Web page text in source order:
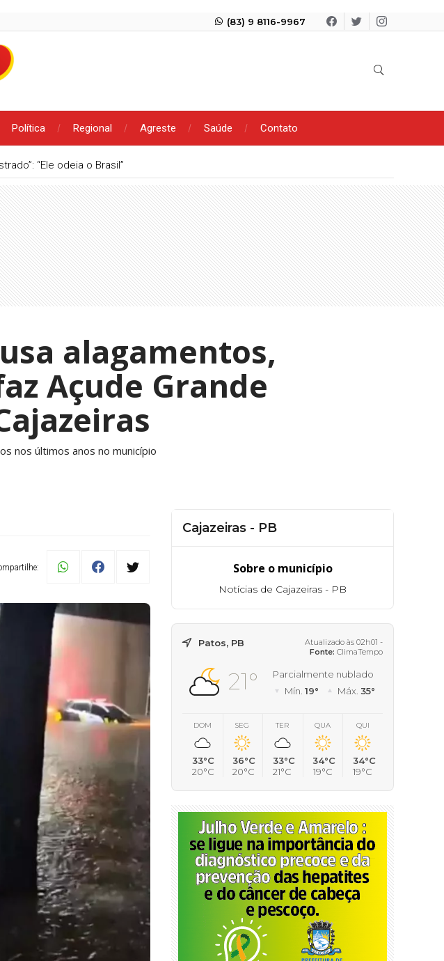
(83) 9 8116-9967
Política Regional Agreste Saúde Contato
“Ele odeia o Brasil”
alagamentos,
Açude Grande
nos últimos anos no município
Cajazeiras - PB
Sobre o município
Notícias de Cajazeiras - PB
Patos, PB
Atualizado às 02h01 -
Fonte: ClimaTempo
21°
Parcialmente nublado
Mín. 19° Máx. 35°
DOM
33°C
20°C
SEG
36°C
20°C
TER
33°C
21°C
QUA
34°C
19°C
QUI
34°C
19°C